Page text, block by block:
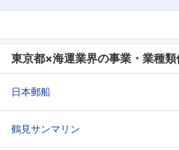
東京都×海運業界の事業・業種類
日本郵船
鶴見サンマリン